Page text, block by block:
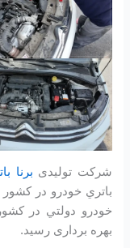
شرکت تولیدی برنا
باتري خودرو در كشور
بهره برداری رسید.